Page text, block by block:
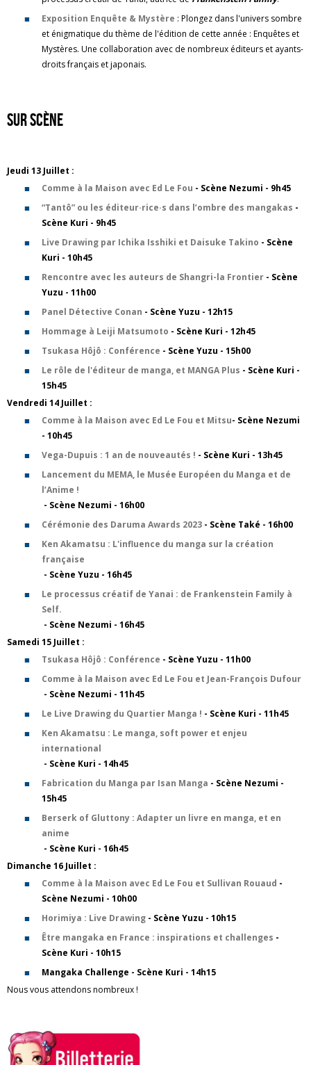
Exposition Enquête & Mystère : Plongez dans l'univers sombre
et énigmatique du thème de l'édition de cette année : Enquêtes et
Mystères. Une collaboration avec de nombreux éditeurs et ayants-
droits français et japonais.
Sur scène
Jeudi 13 Juillet :
Comme à la Maison avec Ed Le Fou - Scène Nezumi - 9h45
“Tantô” ou les éditeur·rice·s dans l’ombre des mangakas -
Scène Kuri - 9h45
Live Drawing par Ichika Isshiki et Daisuke Takino - Scène
Kuri - 10h45
Rencontre avec les auteurs de Shangri-la Frontier - Scène
Yuzu - 11h00
Panel Détective Conan - Scène Yuzu - 12h15
Hommage à Leiji Matsumoto - Scène Kuri - 12h45
Tsukasa Hôjô : Conférence - Scène Yuzu - 15h00
Le rôle de l'éditeur de manga, et MANGA Plus - Scène Kuri -
15h45
​Vendredi 14 Juillet :
Comme à la Maison avec Ed Le Fou et Mitsu- Scène Nezumi
- 10h45
Vega-Dupuis : 1 an de nouveautés ! - Scène Kuri - 13h45
Lancement du MEMA, le Musée Européen du Manga et de
l’Anime !
- Scène Nezumi - 16h00
Cérémonie des Daruma Awards 2023 - Scène Také - 16h00
Ken Akamatsu : L'influence du manga sur la création
française
- Scène Yuzu - 16h45
Le processus créatif de Yanai : de Frankenstein Family à
Self.
- Scène Nezumi - 16h45
Samedi 15 Juillet :
Tsukasa Hôjô : Conférence - Scène Yuzu - 11h00
Comme à la Maison avec Ed Le Fou et Jean-François Dufour
- Scène Nezumi - 11h45
Le Live Drawing du Quartier Manga ! - Scène Kuri - 11h45
Ken Akamatsu : Le manga, soft power et enjeu
international
- Scène Kuri - 14h45
Fabrication du Manga par Isan Manga - Scène Nezumi -
15h45
Berserk of Gluttony : Adapter un livre en manga, et en
anime
- Scène Kuri - 16h45
Dimanche 16 Juillet :
Comme à la Maison avec Ed Le Fou et Sullivan Rouaud -
Scène Nezumi - 10h00
Horimiya : Live Drawing - Scène Yuzu - 10h15
Être mangaka en France : inspirations et challenges -
Scène Kuri - 10h15
Mangaka Challenge - Scène Kuri - 14h15
Nous vous attendons nombreux !